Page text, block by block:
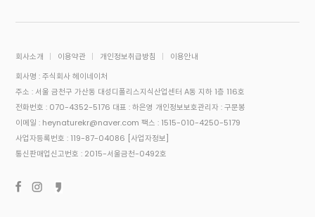
회사소개 이용약관 개인정보취급방침
이용안내
회사명 : 주식회사 헤이네이처
주소 : 서울 금천구 가산동 대성디폴리스지식산업센터 A동 지하 1층 116호
전화번호 : 070-4352-5176 대표 : 하은영 개인정보보호관리자 : 구문봉
이메일 : heynaturekr@naver.com 팩스 : 1515-010-4250-5179
사업자등록번호 : 119-87-04086 [사업자정보]
통신판매업신고번호 : 2015-서울금천-0492호